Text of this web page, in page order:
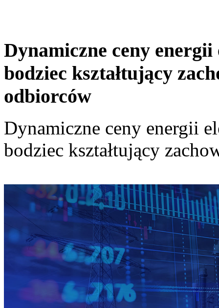
Dynamiczne ceny
bodziec kształtujący
odbiorców
Dynamiczne ceny energii
bodziec kształtujący